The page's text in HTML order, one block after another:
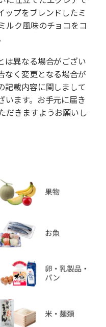
ップをブレンドしたミ
ルク風味のチョコをコ
は異なる場合がござい
なく変更となる場合が
記載内容に関しまして
います。お手元に届き
だきますようお願いし